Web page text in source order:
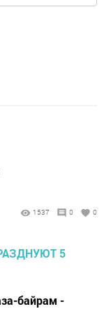
1537 0 0
байрам -